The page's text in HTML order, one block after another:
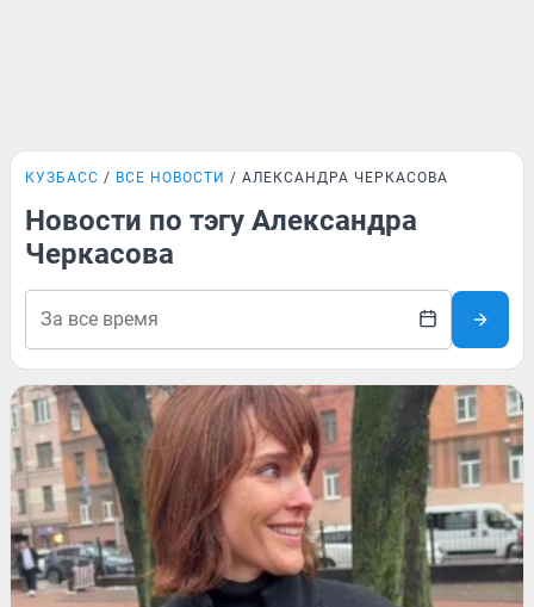
КУЗБАСС ВСЕ НОВОСТИ АЛЕКСАНДРА ЧЕРКАСОВА
Новости по тэгу Александра
Черкасова